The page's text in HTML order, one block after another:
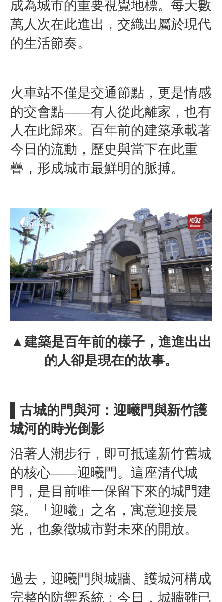
成為城市的重要視覺地標。每天數
萬人次在此進出，交織出屬於現代
的生活節奏。
火車站不僅是交通節點，更是情感
的交會點——有人從此離家，也有
人在此歸來。百年前的建築承載著
今日的流動，歷史與當下在此重
疊，形成城市最鮮明的脈搏。
▲建築是百年前的樣子，進進出出
的人卻是現在的故事。
▌古城的門與河：迎曦門與新竹護
城河的時光倒影
沿著人潮步行，即可抵達新竹舊城
的核心——迎曦門。這座清代城
門，是目前唯一保留下來的城門建
築。「迎曦」之名，寓意迎接晨
光，也象徵城市對未來的開放。
過去，迎曦門與城牆、護城河構成
完整的防禦系統；今日，城牆雖已